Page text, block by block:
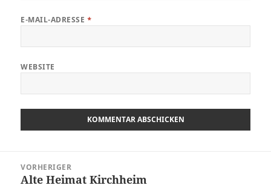
E-MAIL-ADRESSE *
WEBSITE
VORHERIGER
Vorheriger
Alte Heimat Kirchheim